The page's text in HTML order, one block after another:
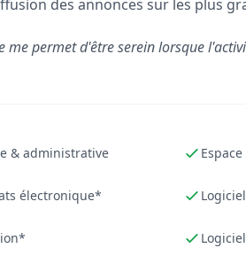
des annonces sur les plus
me permet d'être serein lorsque
& administrative
électronique*